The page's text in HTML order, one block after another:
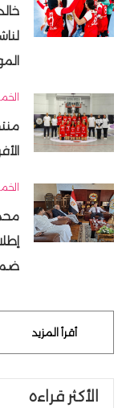
الخميس, 06
الخميس, 06
أقرأ المزيد
الأكثر قراءه